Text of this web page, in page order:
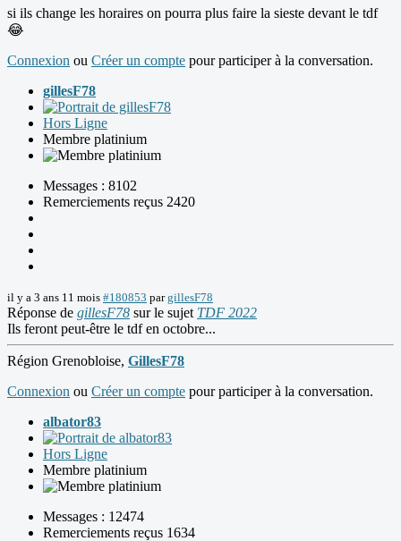
si ils change les horaires on pourra plus faire la sieste devant le tdf
😂
Connexion ou Créer un compte pour participer à la conversation.
gillesF78
Hors Ligne
Membre platinium
Messages : 8102
Remerciements reçus 2420
il y a 3 ans 11 mois #180853 pargillesF78
Réponse de gillesF78 sur le sujet TDF 2022
Ils feront peut-être le tdf en octobre...
Région Grenobloise, GillesF78
Connexion ou Créer un compte pour participer à la conversation.
albator83
Hors Ligne
Membre platinium
Messages : 12474
Remerciements reçus 1634